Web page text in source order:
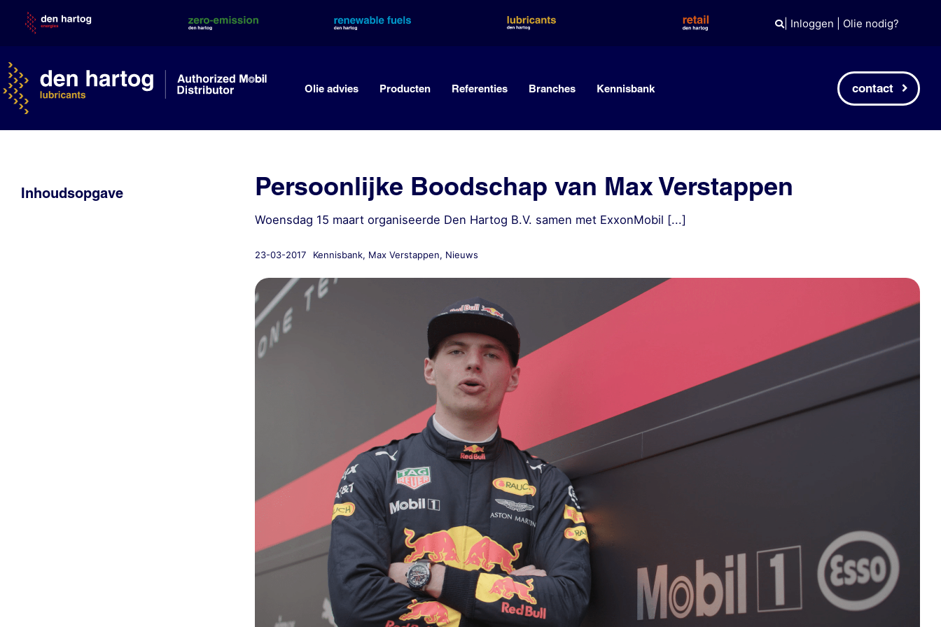
content
| Inloggen Olie nodig?
Olie advies Producten Referenties Branches Kennisbank contact
Inhoudsopgave Persoonlijke Boodschap van Max Verstappen
Woensdag 15 maart organiseerde Den Hartog B.V. samen met ExxonMobil [...]
23-03-2017 Kennisbank, Max Verstappen, Nieuws